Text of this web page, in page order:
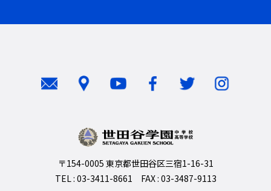
〒154-0005 東京都世田谷区三宿1-16-31
TEL : 03-3411-8661 FAX : 03-3487-9113